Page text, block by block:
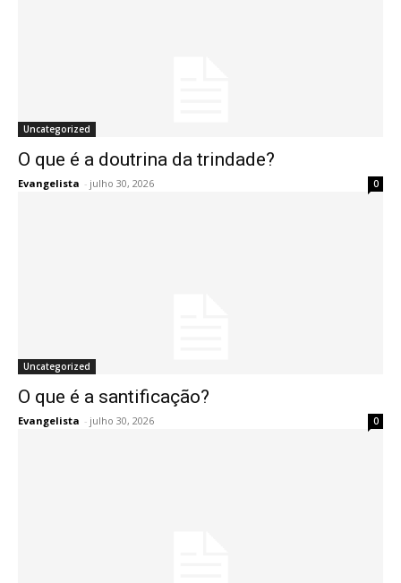
Uncategorized
O que é a doutrina da trindade?
Evangelista - julho 30, 2026 0
Uncategorized
O que é a santificação?
Evangelista - julho 30, 2026 0